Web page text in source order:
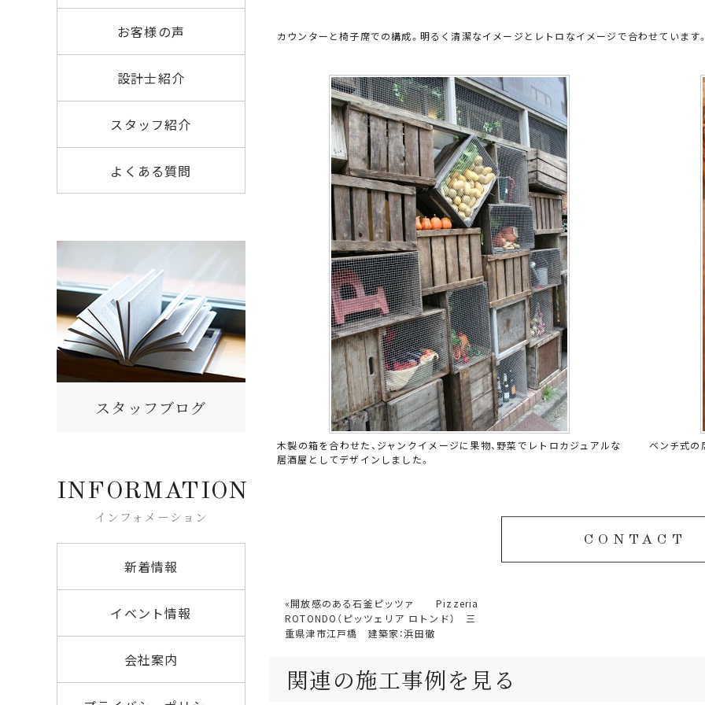
お客様の声
設計士紹介
スタッフ紹介
よくある質問
スタッフブログ
INFORMATION
インフォメーション
新着情報
イベント情報
会社案内
カウンターと椅子席での構成。明るく清潔なイメージとレトロなイメージで合わせています
木製の箱を合わせた、ジャンクイメージに果物、野菜でレトロカジュアルな
居酒屋としてデザインしました。
ベンチ式の
CONTACT
«開放感のある石釜ピッツァ Pizzeria
ROTONDO（ピッツェリア ロトンド） 三
重県津市江戸橋 建築家：浜田徹
関連の施工事例を見る